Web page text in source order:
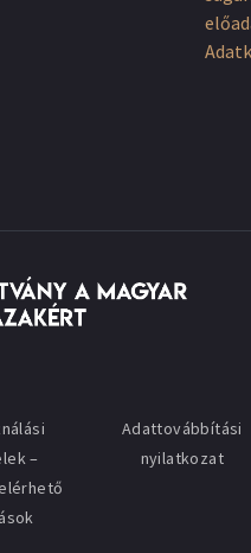
–
Adattovábbítási
nyilatkozat